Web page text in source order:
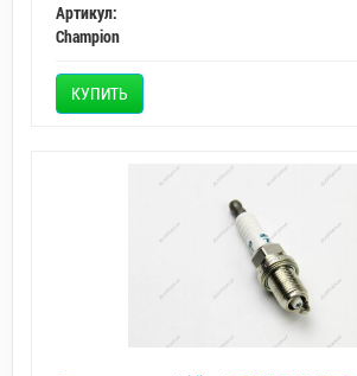
Артикул:
Champion
КУПИТЬ